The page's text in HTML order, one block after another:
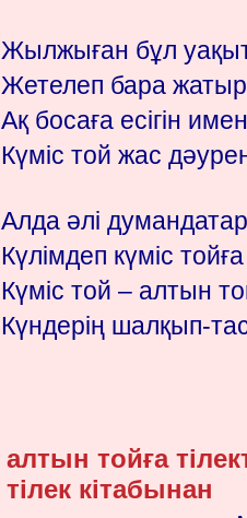
Жылжыған бұл
Жетелеп бара
Ақ босаға есігін
Күміс той жас
Алда әлі
Күлімдеп күміс
Күміс той – алтын
Күндерің шалқып-
алтын тойға
тілек кітабынан